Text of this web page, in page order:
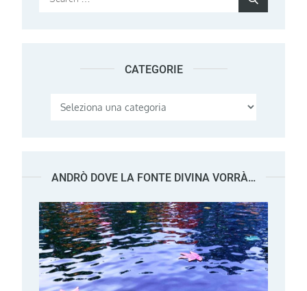
CATEGORIE
Categorie
ANDRÒ DOVE LA FONTE DIVINA VORRÀ…